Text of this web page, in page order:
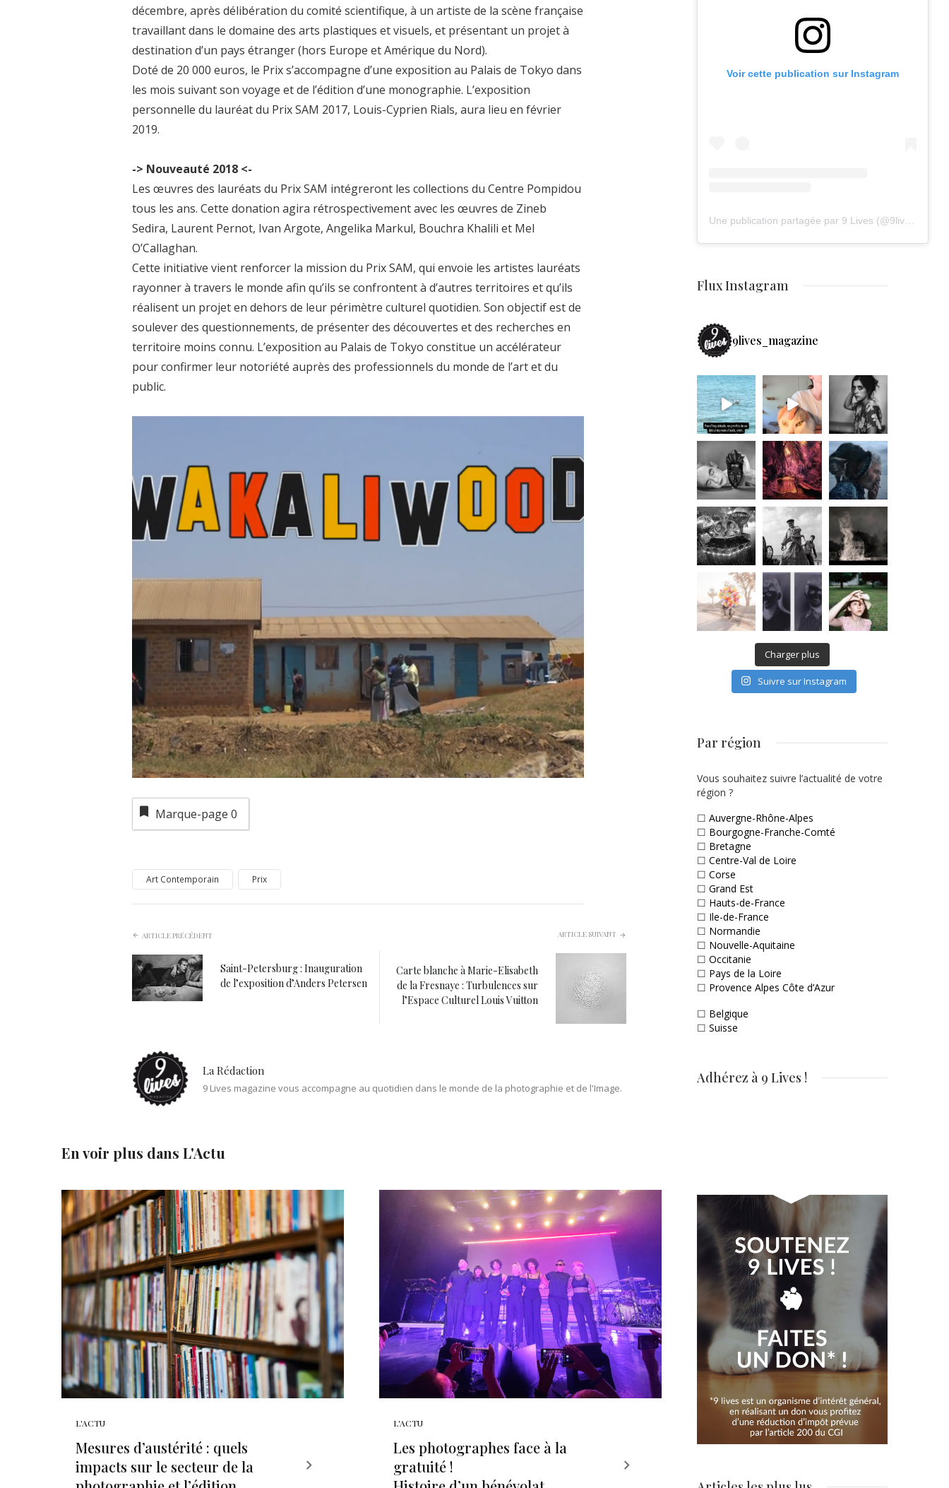
décembre, après délibération du comité scientifique, à un artiste de la scène française
travaillant dans le domaine des arts plastiques et visuels, et présentant un projet à
destination d’un pays étranger (hors Europe et Amérique du Nord).
Doté de 20 000 euros, le Prix s’accompagne d’une exposition au Palais de Tokyo dans
les mois suivant son voyage et de l’édition d’une monographie. L’exposition
personnelle du lauréat du Prix SAM 2017, Louis-Cyprien Rials, aura lieu en février
2019.
-> Nouveauté 2018 <-
Les œuvres des lauréats du Prix SAM intégreront les collections du Centre Pompidou
tous les ans. Cette donation agira rétrospectivement avec les œuvres de Zineb
Sedira, Laurent Pernot, Ivan Argote, Angelika Markul, Bouchra Khalili et Mel
O’Callaghan.
Cette initiative vient renforcer la mission du Prix SAM, qui envoie les artistes lauréats
rayonner à travers le monde afin qu’ils se confrontent à d’autres territoires et qu’ils
réalisent un projet en dehors de leur périmètre culturel quotidien. Son objectif est de
soulever des questionnements, de présenter des découvertes et des recherches en
territoire moins connu. L’exposition au Palais de Tokyo constitue un accélérateur
pour confirmer leur notoriété auprès des professionnels du monde de l’art et du
public.
Marque-page 0
Art Contemporain Prix
ARTICLE PRÉCÉDENT
Saint-Petersburg : Inauguration
de l’exposition d’Anders Petersen
ARTICLE SUIVANT
Carte blanche à Marie-Elisabeth
de la Fresnaye : Turbulences sur
l’Espace Culturel Louis Vuitton
La Rédaction
9 Lives magazine vous accompagne au quotidien dans le monde de la photographie et de l'Image.
En voir plus dans L'Actu
L'ACTU
Mesures d’austérité : quels
impacts sur le secteur de la
L'ACTU
Les photographes face à la
gratuité !
Voir cette publication sur Instagram
Flux Instagram
9lives_magazine
Charger plus
Suivre sur Instagram
Par région
Vous souhaitez suivre l’actualité de votre
région ?
☐ Auvergne-Rhône-Alpes
☐ Bourgogne-Franche-Comté
☐ Bretagne
☐ Centre-Val de Loire
☐ Corse
☐ Grand Est
☐ Hauts-de-France
☐ Ile-de-France
☐ Normandie
☐ Nouvelle-Aquitaine
☐ Occitanie
☐ Pays de la Loire
☐ Provence Alpes Côte d’Azur
☐ Belgique
☐ Suisse
Adhérez à 9 Lives !